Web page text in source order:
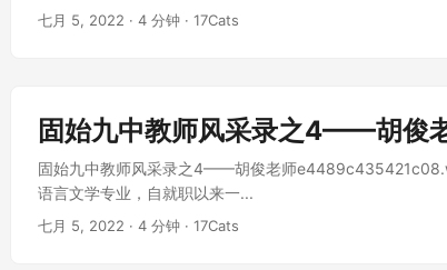
七月 5, 2022 · 4 分钟 · 17Cats
固始九中教师风采录之4——胡俊
固始九中教师风采录之4——胡俊老师
语言文学专业，自就职以来一...
七月 5, 2022 · 4 分钟 · 17Cats